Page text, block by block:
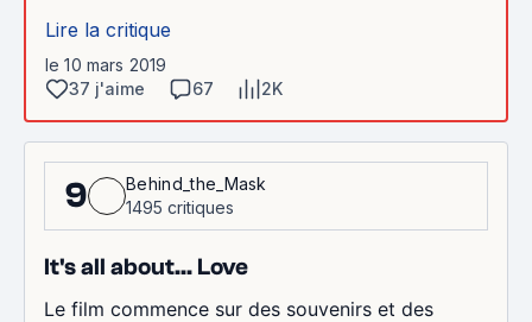
Lire la critique
le 10 mars 2019
37 j'aime
67 2K
9
Behind_the_Mask
1495 critiques
It's all about... Love
Le film commence sur des souvenirs et des